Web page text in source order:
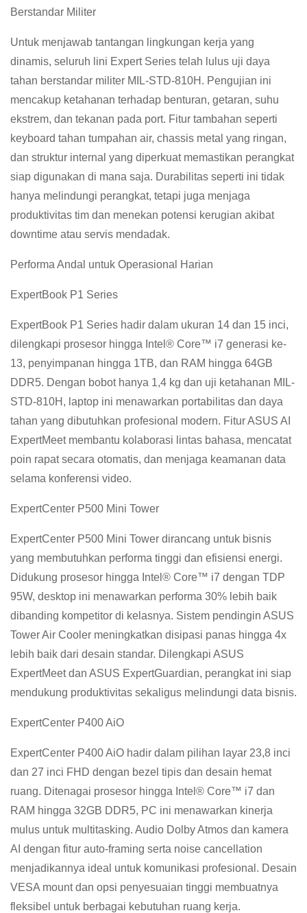
Berstandar Militer
Untuk menjawab tantangan lingkungan kerja yang
dinamis, seluruh lini Expert Series telah lulus uji daya
tahan berstandar militer MIL-STD-810H. Pengujian ini
mencakup ketahanan terhadap benturan, getaran, suhu
ekstrem, dan tekanan pada port. Fitur tambahan seperti
keyboard tahan tumpahan air, chassis metal yang ringan,
dan struktur internal yang diperkuat memastikan perangkat
siap digunakan di mana saja. Durabilitas seperti ini tidak
hanya melindungi perangkat, tetapi juga menjaga
produktivitas tim dan menekan potensi kerugian akibat
downtime atau servis mendadak.
Performa Andal untuk Operasional Harian
ExpertBook P1 Series
ExpertBook P1 Series hadir dalam ukuran 14 dan 15 inci,
dilengkapi prosesor hingga Intel® Core™ i7 generasi ke-
13, penyimpanan hingga 1TB, dan RAM hingga 64GB
DDR5. Dengan bobot hanya 1,4 kg dan uji ketahanan MIL-
STD-810H, laptop ini menawarkan portabilitas dan daya
tahan yang dibutuhkan profesional modern. Fitur ASUS AI
ExpertMeet membantu kolaborasi lintas bahasa, mencatat
poin rapat secara otomatis, dan menjaga keamanan data
selama konferensi video.
ExpertCenter P500 Mini Tower
ExpertCenter P500 Mini Tower dirancang untuk bisnis
yang membutuhkan performa tinggi dan efisiensi energi.
Didukung prosesor hingga Intel® Core™ i7 dengan TDP
95W, desktop ini menawarkan performa 30% lebih baik
dibanding kompetitor di kelasnya. Sistem pendingin ASUS
Tower Air Cooler meningkatkan disipasi panas hingga 4x
lebih baik dari desain standar. Dilengkapi ASUS
ExpertMeet dan ASUS ExpertGuardian, perangkat ini siap
mendukung produktivitas sekaligus melindungi data bisnis.
ExpertCenter P400 AiO
ExpertCenter P400 AiO hadir dalam pilihan layar 23,8 inci
dan 27 inci FHD dengan bezel tipis dan desain hemat
ruang. Ditenagai prosesor hingga Intel® Core™ i7 dan
RAM hingga 32GB DDR5, PC ini menawarkan kinerja
mulus untuk multitasking. Audio Dolby Atmos dan kamera
AI dengan fitur auto-framing serta noise cancellation
menjadikannya ideal untuk komunikasi profesional. Desain
VESA mount dan opsi penyesuaian tinggi membuatnya
fleksibel untuk berbagai kebutuhan ruang kerja.